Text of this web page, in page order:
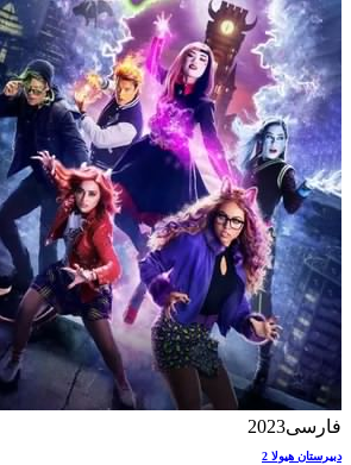
فارسی2023
دبیرستان هیولا 2